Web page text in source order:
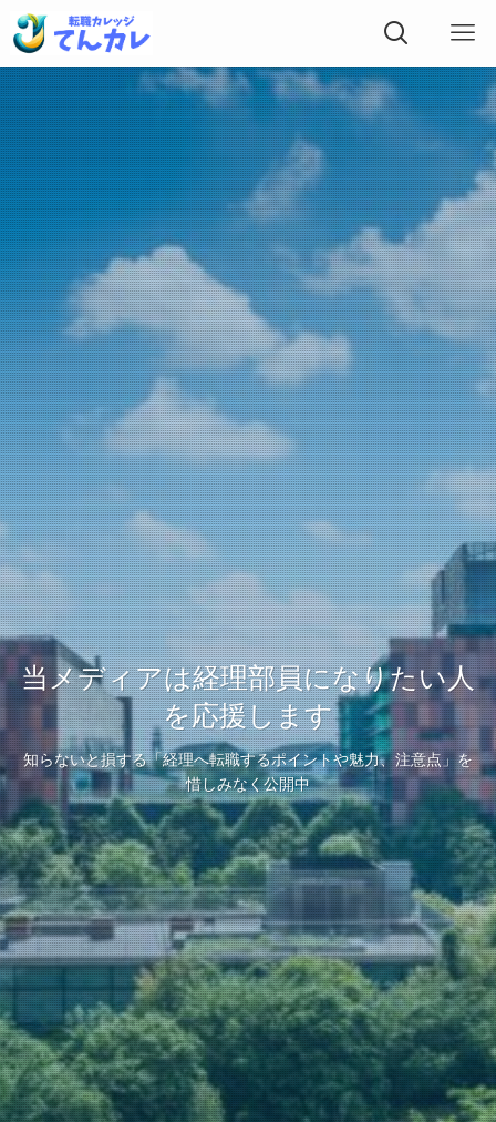
当メディアは経理部員になりたい人
を応援します
知らないと損する「経理へ転職するポイントや魅力、注意点」を
惜しみなく公開中